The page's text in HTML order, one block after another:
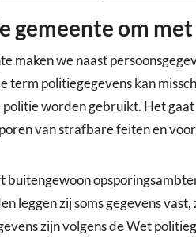
gemeente om
maken we naast
term politiegegevens kan
worden gebruikt. Het
van strafbare feiten en
buitengewoon
leggen zij soms gegevens
zijn volgens de Wet